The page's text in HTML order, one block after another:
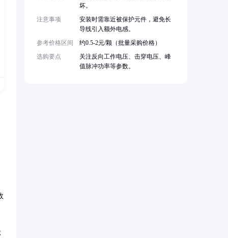
坏。
注意事项
安装时需靠近被保护元件，避免长
导线引入额外电感。
参考价格区间
约0.5-2元/颗（批量采购价格）
选购要点
关注反向工作电压、击穿电压、峰
值脉冲功率等参数。